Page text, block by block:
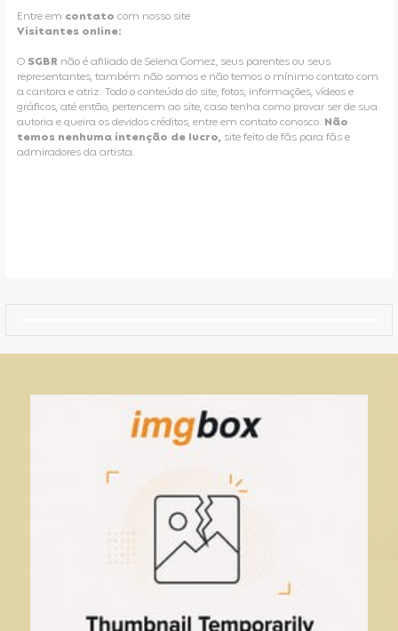
Entre em contato com nosso site
Visitantes online:
O SGBR não é afiliado de Selena Gomez, seus parentes ou seus
representantes, também não somos e não temos o mínimo contato com
a cantora e atriz. Todo o conteúdo do site, fotos, informações, vídeos e
gráficos, até então, pertencem ao site, caso tenha como provar ser de sua
autoria e queira os devidos créditos, entre em contato conosco. Não
temos nenhuma intenção de lucro, site feito de fãs para fãs e
admiradores da artista.